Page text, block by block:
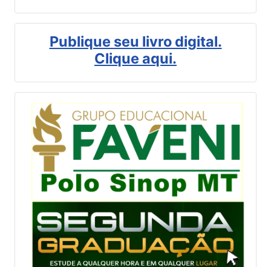
Publique seu livro digital.
Clique aqui.